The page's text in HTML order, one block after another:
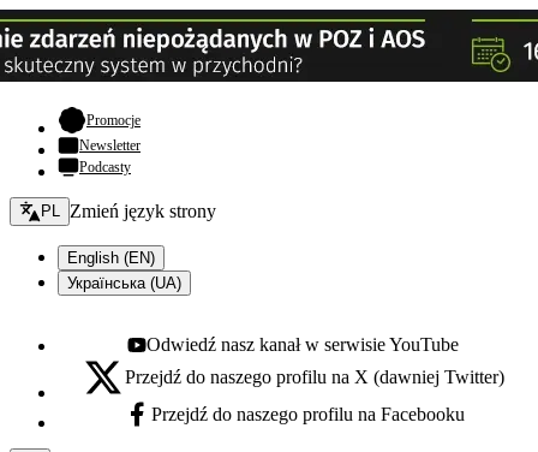
Promocje- otwiera się w nowej karcie
Newsletter
Podcasty
Zmień język - bieżący:
PL Zmień język strony
English (EN)
Українська (UA)
Youtube - otwiera się w nowej karcie
Odwiedź nasz kanał w serwisie YouTube
X - otwiera się w nowej karcie
Przejdź do naszego profilu na X (dawniej Twitter)
Facebook - otwiera się w nowej karcie
Przejdź do naszego profilu na Facebooku